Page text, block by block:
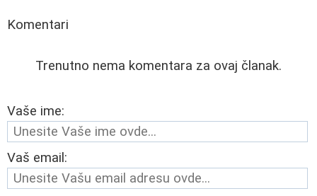
Komentari
Trenutno nema komentara za ovaj članak.
Vaše ime:
Vaš email: